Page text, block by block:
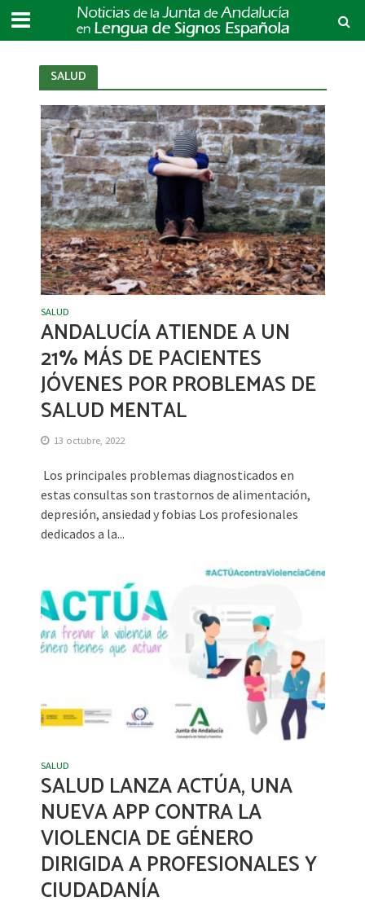
SALUD
SALUD
ANDALUCÍA ATIENDE A UN
21% MÁS DE PACIENTES
JÓVENES POR PROBLEMAS DE
SALUD MENTAL
13 octubre, 2022
Los principales problemas diagnosticados en
estas consultas son trastornos de alimentación,
depresión, ansiedad y fobias Los profesionales
dedicados a la...
SALUD
SALUD LANZA ACTÚA, UNA
NUEVA APP CONTRA LA
VIOLENCIA DE GÉNERO
DIRIGIDA A PROFESIONALES Y
CIUDADANÍA